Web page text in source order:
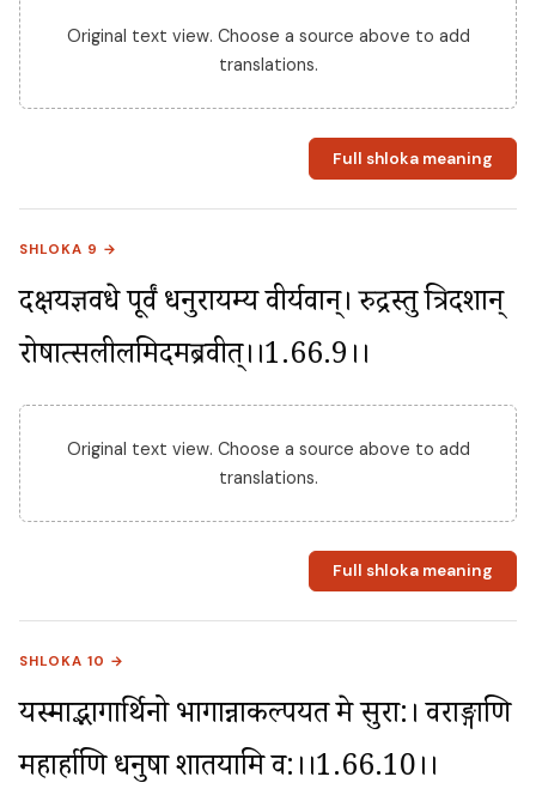
Original text view. Choose a source above to add
translations.
Full shloka meaning
SHLOKA 9 →
दक्षयज्ञवधे पूर्वं धनुरायम्य वीर्यवान्। रुद्रस्तु त्रिदशान्
रोषात्सलीलमिदमब्रवीत्।।1.66.9।।
Original text view. Choose a source above to add
translations.
Full shloka meaning
SHLOKA 10 →
यस्माद्भागार्थिनो भागान्नाकल्पयत मे सुरा:। वराङ्गाणि
महार्हाणि धनुषा शातयामि व:।।1.66.10।।